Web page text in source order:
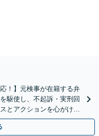
！】元検事が在籍する弁
駆使し、不起訴・実刑回
とアクションを心がけ、